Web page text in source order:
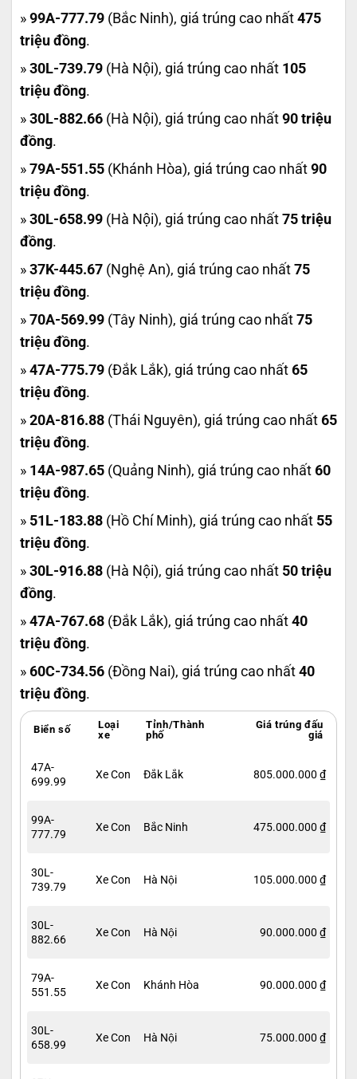
» 99A-777.79 (Bắc Ninh), giá trúng cao nhất 475
triệu đồng.
» 30L-739.79 (Hà Nội), giá trúng cao nhất 105
triệu đồng.
» 30L-882.66 (Hà Nội), giá trúng cao nhất 90 triệu
đồng.
» 79A-551.55 (Khánh Hòa), giá trúng cao nhất 90
triệu đồng.
» 30L-658.99 (Hà Nội), giá trúng cao nhất 75 triệu
đồng.
» 37K-445.67 (Nghệ An), giá trúng cao nhất 75
triệu đồng.
» 70A-569.99 (Tây Ninh), giá trúng cao nhất 75
triệu đồng.
» 47A-775.79 (Đắk Lắk), giá trúng cao nhất 65
triệu đồng.
» 20A-816.88 (Thái Nguyên), giá trúng cao nhất 65
triệu đồng.
» 14A-987.65 (Quảng Ninh), giá trúng cao nhất 60
triệu đồng.
» 51L-183.88 (Hồ Chí Minh), giá trúng cao nhất 55
triệu đồng.
» 30L-916.88 (Hà Nội), giá trúng cao nhất 50 triệu
đồng.
» 47A-767.68 (Đắk Lắk), giá trúng cao nhất 40
triệu đồng.
» 60C-734.56 (Đồng Nai), giá trúng cao nhất 40
triệu đồng.
Biển số
Loại
xe
Tỉnh/Thành
phố
Giá trúng đấu
giá
47A-
699.99
Xe Con Đắk Lắk 805.000.000 ₫
99A-
777.79
Xe Con Bắc Ninh 475.000.000 ₫
30L-
739.79
Xe Con Hà Nội 105.000.000 ₫
30L-
882.66
Xe Con Hà Nội 90.000.000 ₫
79A-
551.55
Xe Con Khánh Hòa 90.000.000 ₫
30L-
658.99
Xe Con Hà Nội 75.000.000 ₫